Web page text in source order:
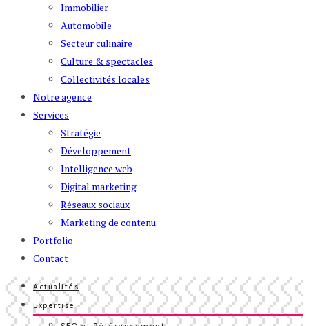
Immobilier
Automobile
Secteur culinaire
Culture & spectacles
Collectivités locales
Notre agence
Services
Stratégie
Développement
Intelligence web
Digital marketing
Réseaux sociaux
Marketing de contenu
Portfolio
Contact
Actualités
Expertise